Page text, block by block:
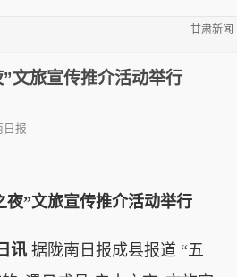
甘肃新闻
文旅宣传推介活动举行
日报
夜”文旅宣传推介活动举行
讯 据陇南日报成县报道 “五